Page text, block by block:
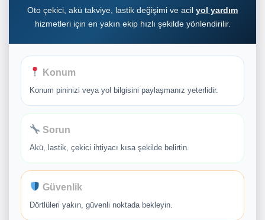
Oto çekici, akü takviye, lastik değişimi ve acil yol yardım
hizmetleri için en yakın ekip hızlı şekilde yönlendirilir.
Konum
Konum pininizi veya yol bilgisini paylaşmanız yeterlidir.
Sorun
Akü, lastik, çekici ihtiyacı kısa şekilde belirtin.
Güvenlik
Dörtlüleri yakın, güvenli noktada bekleyin.